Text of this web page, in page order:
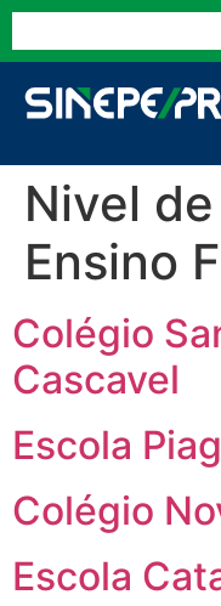
Nivel
Ensino
Colégio
Cascavel
Escola
Colégio
Escola